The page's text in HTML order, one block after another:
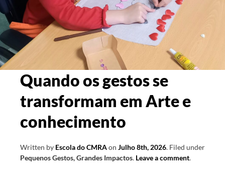
Quando os gestos se
transformam em Arte e
conhecimento
Written by Escola do CMRAon Julho 8th, 2026. Filed under
Pequenos Gestos, Grandes Impactos. Leave a comment.